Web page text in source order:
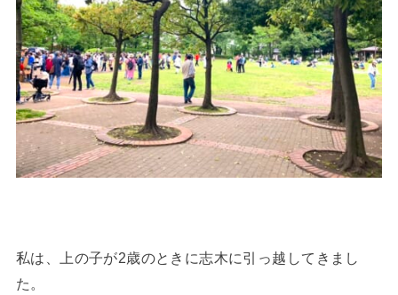
私は、上の子が2歳のときに志木に引っ越してきまし
た。